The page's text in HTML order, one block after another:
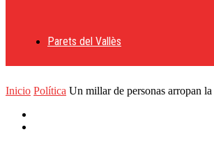
Parets del Vallès
Inicio Política Un millar de personas arropan